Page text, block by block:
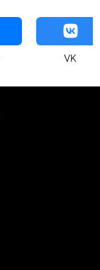
VK